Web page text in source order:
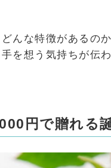
んな特徴があるの
を想う気持ちが伝
円で贈れる